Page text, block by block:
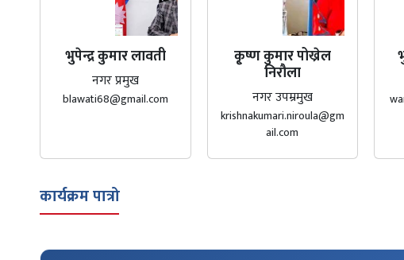
भुपेन्द्र कुमार लावती
नगर प्रमुख
blawati68@gmail.com
कृ्ष्ण कुमार पोख्रेल
निरौला
नगर उपम्रमुख
krishnakumari.niroula@gm
ail.com
कार्यक्रम पात्रो